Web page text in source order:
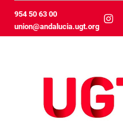
メインコンテンツにスキップ
954 50 63 00
union@andalucia.ugt.org